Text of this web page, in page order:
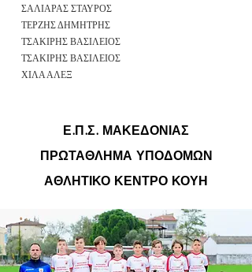
Ε.Π.Σ. ΜΑΚΕΔΟΝΙΑΣ
ΠΡΩΤΑΘΛΗΜΑ ΥΠΟΔΟΜΩΝ
ΑΘΛΗΤΙΚΟ ΚΕΝΤΡΟ ΚΟΥΗ
ΣΑΛΙΑΡΑΣ ΣΤΑΥΡΟΣ
ΤΕΡΖΗΣ ΔΗΜΗΤΡΗΣ
ΤΣΑΚΙΡΗΣ ΒΑΣΙΛΕΙΟΣ
ΤΣΑΚΙΡΗΣ ΒΑΣΙΛΕΙΟΣ
ΧΙΛΑ ΑΛΕΞ